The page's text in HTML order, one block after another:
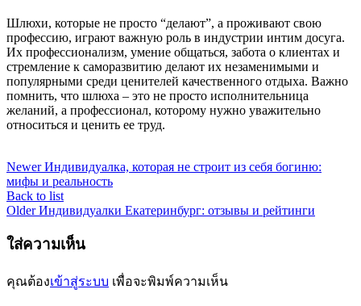
Шлюхи, которые не просто “делают”, а проживают свою
профессию, играют важную роль в индустрии интим досуга.
Их профессионализм, умение общаться, забота о клиентах и
стремление к саморазвитию делают их незаменимыми и
популярными среди ценителей качественного отдыха. Важно
помнить, что шлюха – это не просто исполнительница
желаний, а профессионал, которому нужно уважительно
относиться и ценить ее труд.
Newer Индивидуалка, которая не строит из себя богиню:
мифы и реальность
Back to list
Older Индивидуалки Екатеринбург: отзывы и рейтинги
ใส่ความเห็น
คุณต้องเข้าสู่ระบบ เพื่อจะพิมพ์ความเห็น